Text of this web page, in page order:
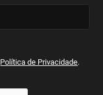
Política de Privacidade.